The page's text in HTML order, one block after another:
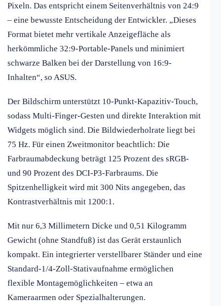
Pixeln. Das entspricht einem Seitenverhältnis von 24:9
– eine bewusste Entscheidung der Entwickler. „Dieses
Format bietet mehr vertikale Anzeigefläche als
herkömmliche 32:9-Portable-Panels und minimiert
schwarze Balken bei der Darstellung von 16:9-
Inhalten“, so ASUS.
Der Bildschirm unterstützt 10-Punkt-Kapazitiv-Touch,
sodass Multi-Finger-Gesten und direkte Interaktion mit
Widgets möglich sind. Die Bildwiederholrate liegt bei
75 Hz. Für einen Zweitmonitor beachtlich: Die
Farbraumabdeckung beträgt 125 Prozent des sRGB-
und 90 Prozent des DCI-P3-Farbraums. Die
Spitzenhelligkeit wird mit 300 Nits angegeben, das
Kontrastverhältnis mit 1200:1.
Mit nur 6,3 Millimetern Dicke und 0,51 Kilogramm
Gewicht (ohne Standfuß) ist das Gerät erstaunlich
kompakt. Ein integrierter verstellbarer Ständer und eine
Standard-1/4-Zoll-Stativaufnahme ermöglichen
flexible Montagemöglichkeiten – etwa an
Kameraarmen oder Spezialhalterungen.